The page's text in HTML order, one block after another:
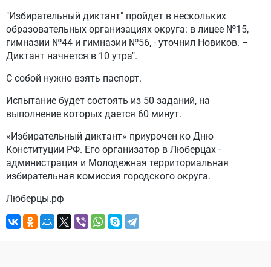
"Избирательный диктант" пройдет в нескольких
образовательных организациях округа: в лицее №15,
гимназии №44 и гимназии №56, - уточнил Новиков. –
Диктант начнется в 10 утра".
С собой нужно взять паспорт.
Испытание будет состоять из 50 заданий, на
выполнение которых дается 60 минут.
«Избирательный диктант» приурочен ко Дню
Конституции РФ. Его организатор в Люберцах -
администрация и Молодежная территориальная
избирательная комиссия городского округа.
Люберцы.рф